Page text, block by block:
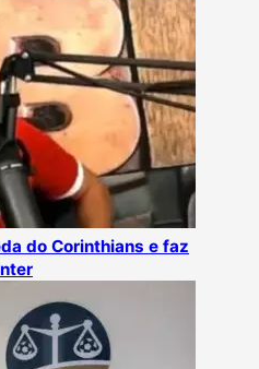
do Corinthians e faz